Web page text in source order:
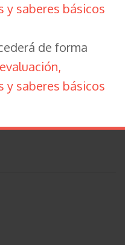
y saberes básicos
de forma
y saberes básicos